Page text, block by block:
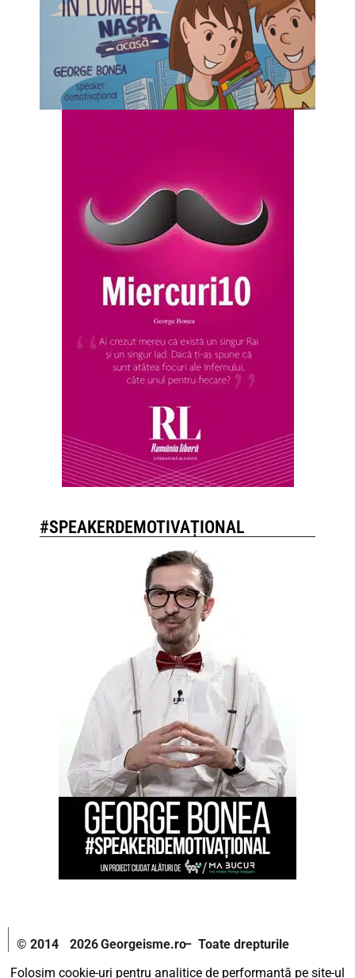
#SPEAKERDEMOTIVAȚIONAL
© 2014
2026Georgeisme.ro– Toate drepturile
Folosim cookie-uri pentru analitice de performanță pe site-ul